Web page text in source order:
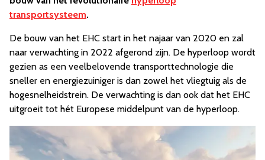
transportsysteem.
De bouw van het EHC start in het najaar van 2020 en zal
naar verwachting in 2022 afgerond zijn. De hyperloop wordt
gezien as een veelbelovende transporttechnologie die
sneller en energiezuiniger is dan zowel het vliegtuig als de
hogesnelheidstrein. De verwachting is dan ook dat het EHC
uitgroeit tot hét Europese middelpunt van de hyperloop.